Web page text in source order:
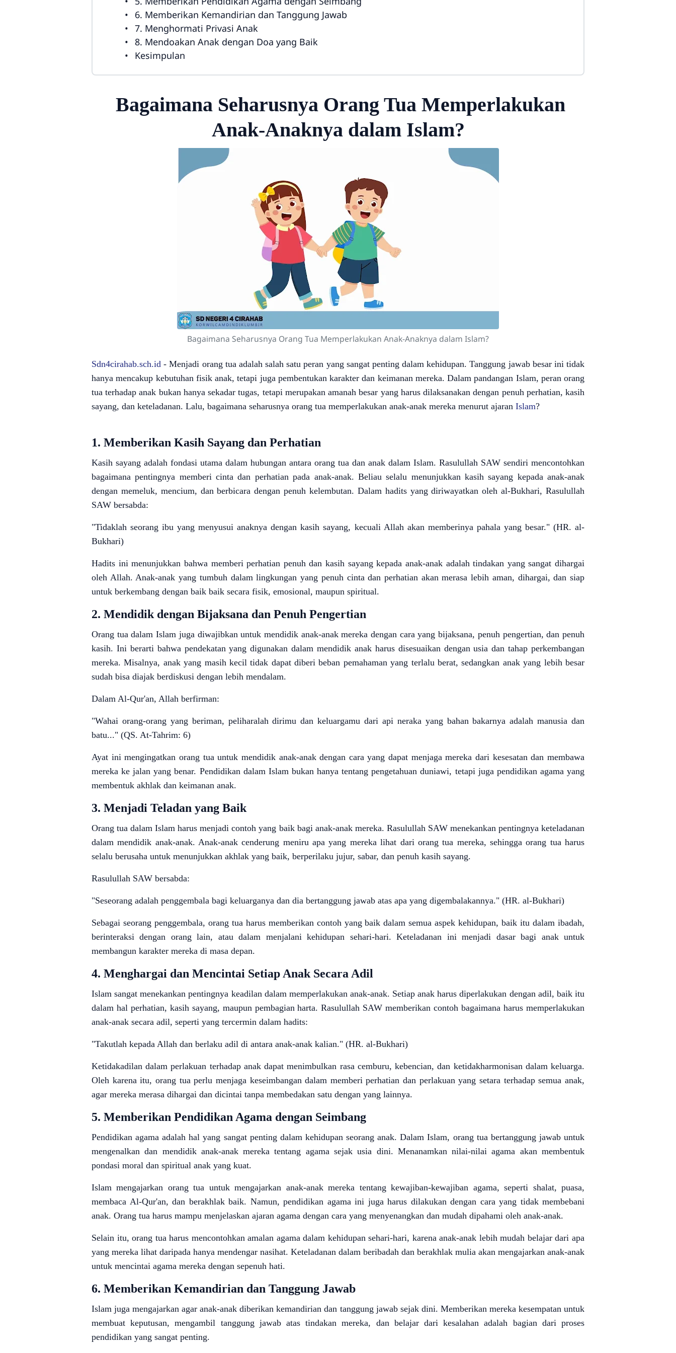
6. Memberikan Kemandirian dan Tanggung Jawab
7. Menghormati Privasi Anak
8. Mendoakan Anak dengan Doa yang Baik
Kesimpulan
Bagaimana Seharusnya Orang Tua Memperlakukan
Anak-Anaknya dalam Islam?
Bagaimana Seharusnya Orang Tua Memperlakukan Anak-Anaknya dalam Islam?
Sdn4cirahab.sch.id -Menjadi orang tua adalah salah satu peran yang sangat penting dalam kehidupan. Tanggung jawab besar ini tidak
hanya mencakup kebutuhan fisik anak, tetapi juga pembentukan karakter dan keimanan mereka. Dalam pandangan Islam, peran orang
tua terhadap anak bukan hanya sekadar tugas, tetapi merupakan amanah besar yang harus dilaksanakan dengan penuh perhatian, kasih
sayang, dan keteladanan. Lalu, bagaimana seharusnya orang tua memperlakukan anak-anak mereka menurut ajaran Islam?
1. Memberikan Kasih Sayang dan Perhatian
Kasih sayang adalah fondasi utama dalam hubungan antara orang tua dan anak dalam Islam. Rasulullah SAW sendiri mencontohkan
bagaimana pentingnya memberi cinta dan perhatian pada anak-anak. Beliau selalu menunjukkan kasih sayang kepada anak-anak
dengan memeluk, mencium, dan berbicara dengan penuh kelembutan. Dalam hadits yang diriwayatkan oleh al-Bukhari, Rasulullah
SAW bersabda:
"Tidaklah seorang ibu yang menyusui anaknya dengan kasih sayang, kecuali Allah akan memberinya pahala yang besar." (HR. al-
Bukhari)
Hadits ini menunjukkan bahwa memberi perhatian penuh dan kasih sayang kepada anak-anak adalah tindakan yang sangat dihargai
oleh Allah. Anak-anak yang tumbuh dalam lingkungan yang penuh cinta dan perhatian akan merasa lebih aman, dihargai, dan siap
untuk berkembang dengan baik baik secara fisik, emosional, maupun spiritual.
2. Mendidik dengan Bijaksana dan Penuh Pengertian
Orang tua dalam Islam juga diwajibkan untuk mendidik anak-anak mereka dengan cara yang bijaksana, penuh pengertian, dan penuh
kasih. Ini berarti bahwa pendekatan yang digunakan dalam mendidik anak harus disesuaikan dengan usia dan tahap perkembangan
mereka. Misalnya, anak yang masih kecil tidak dapat diberi beban pemahaman yang terlalu berat, sedangkan anak yang lebih besar
sudah bisa diajak berdiskusi dengan lebih mendalam.
Dalam Al-Qur'an, Allah berfirman:
"Wahai orang-orang yang beriman, peliharalah dirimu dan keluargamu dari api neraka yang bahan bakarnya adalah manusia dan
batu..." (QS. At-Tahrim: 6)
Ayat ini mengingatkan orang tua untuk mendidik anak-anak dengan cara yang dapat menjaga mereka dari kesesatan dan membawa
mereka ke jalan yang benar. Pendidikan dalam Islam bukan hanya tentang pengetahuan duniawi, tetapi juga pendidikan agama yang
membentuk akhlak dan keimanan anak.
3. Menjadi Teladan yang Baik
Orang tua dalam Islam harus menjadi contoh yang baik bagi anak-anak mereka. Rasulullah SAW menekankan pentingnya keteladanan
dalam mendidik anak-anak. Anak-anak cenderung meniru apa yang mereka lihat dari orang tua mereka, sehingga orang tua harus
selalu berusaha untuk menunjukkan akhlak yang baik, berperilaku jujur, sabar, dan penuh kasih sayang.
Rasulullah SAW bersabda:
"Seseorang adalah penggembala bagi keluarganya dan dia bertanggung jawab atas apa yang digembalakannya." (HR. al-Bukhari)
Sebagai seorang penggembala, orang tua harus memberikan contoh yang baik dalam semua aspek kehidupan, baik itu dalam ibadah,
berinteraksi dengan orang lain, atau dalam menjalani kehidupan sehari-hari. Keteladanan ini menjadi dasar bagi anak untuk
membangun karakter mereka di masa depan.
4. Menghargai dan Mencintai Setiap Anak Secara Adil
Islam sangat menekankan pentingnya keadilan dalam memperlakukan anak-anak. Setiap anak harus diperlakukan dengan adil, baik itu
dalam hal perhatian, kasih sayang, maupun pembagian harta. Rasulullah SAW memberikan contoh bagaimana harus memperlakukan
anak-anak secara adil, seperti yang tercermin dalam hadits:
"Takutlah kepada Allah dan berlaku adil di antara anak-anak kalian." (HR. al-Bukhari)
Ketidakadilan dalam perlakuan terhadap anak dapat menimbulkan rasa cemburu, kebencian, dan ketidakharmonisan dalam keluarga.
Oleh karena itu, orang tua perlu menjaga keseimbangan dalam memberi perhatian dan perlakuan yang setara terhadap semua anak,
agar mereka merasa dihargai dan dicintai tanpa membedakan satu dengan yang lainnya.
5. Memberikan Pendidikan Agama dengan Seimbang
Pendidikan agama adalah hal yang sangat penting dalam kehidupan seorang anak. Dalam Islam, orang tua bertanggung jawab untuk
mengenalkan dan mendidik anak-anak mereka tentang agama sejak usia dini. Menanamkan nilai-nilai agama akan membentuk
pondasi moral dan spiritual anak yang kuat.
Islam mengajarkan orang tua untuk mengajarkan anak-anak mereka tentang kewajiban-kewajiban agama, seperti shalat, puasa,
membaca Al-Qur'an, dan berakhlak baik. Namun, pendidikan agama ini juga harus dilakukan dengan cara yang tidak membebani
anak. Orang tua harus mampu menjelaskan ajaran agama dengan cara yang menyenangkan dan mudah dipahami oleh anak-anak.
Selain itu, orang tua harus mencontohkan amalan agama dalam kehidupan sehari-hari, karena anak-anak lebih mudah belajar dari apa
yang mereka lihat daripada hanya mendengar nasihat. Keteladanan dalam beribadah dan berakhlak mulia akan mengajarkan anak-anak
untuk mencintai agama mereka dengan sepenuh hati.
6. Memberikan Kemandirian dan Tanggung Jawab
Islam juga mengajarkan agar anak-anak diberikan kemandirian dan tanggung jawab sejak dini. Memberikan mereka kesempatan untuk
membuat keputusan, mengambil tanggung jawab atas tindakan mereka, dan belajar dari kesalahan adalah bagian dari proses
pendidikan yang sangat penting.